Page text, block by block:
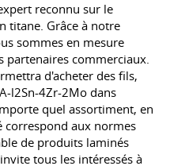
reconnu sur le
titane. Grâce à notre
sommes en mesure
partenaires commerciaux.
d'acheter des fils,
l2Sn-4Zr-2Mo dans
quel assortiment, en
correspond aux normes
de produits laminés
tous les intéressés à